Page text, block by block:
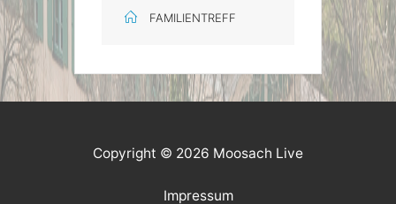
FAMILIENTREFF
Copyright © 2026 Moosach Live
Impressum